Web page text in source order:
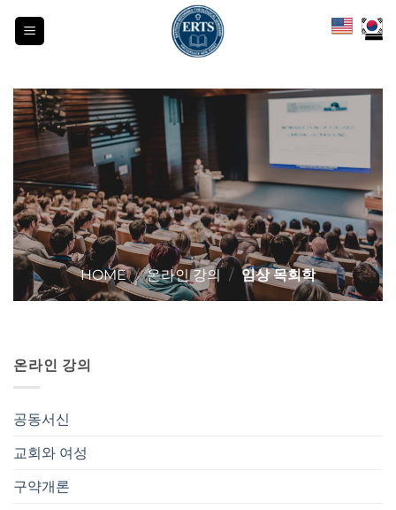
HOME / 온라인 강의 / 임상 목회학
온라인 강의
공동서신
교회와 여성
구약개론